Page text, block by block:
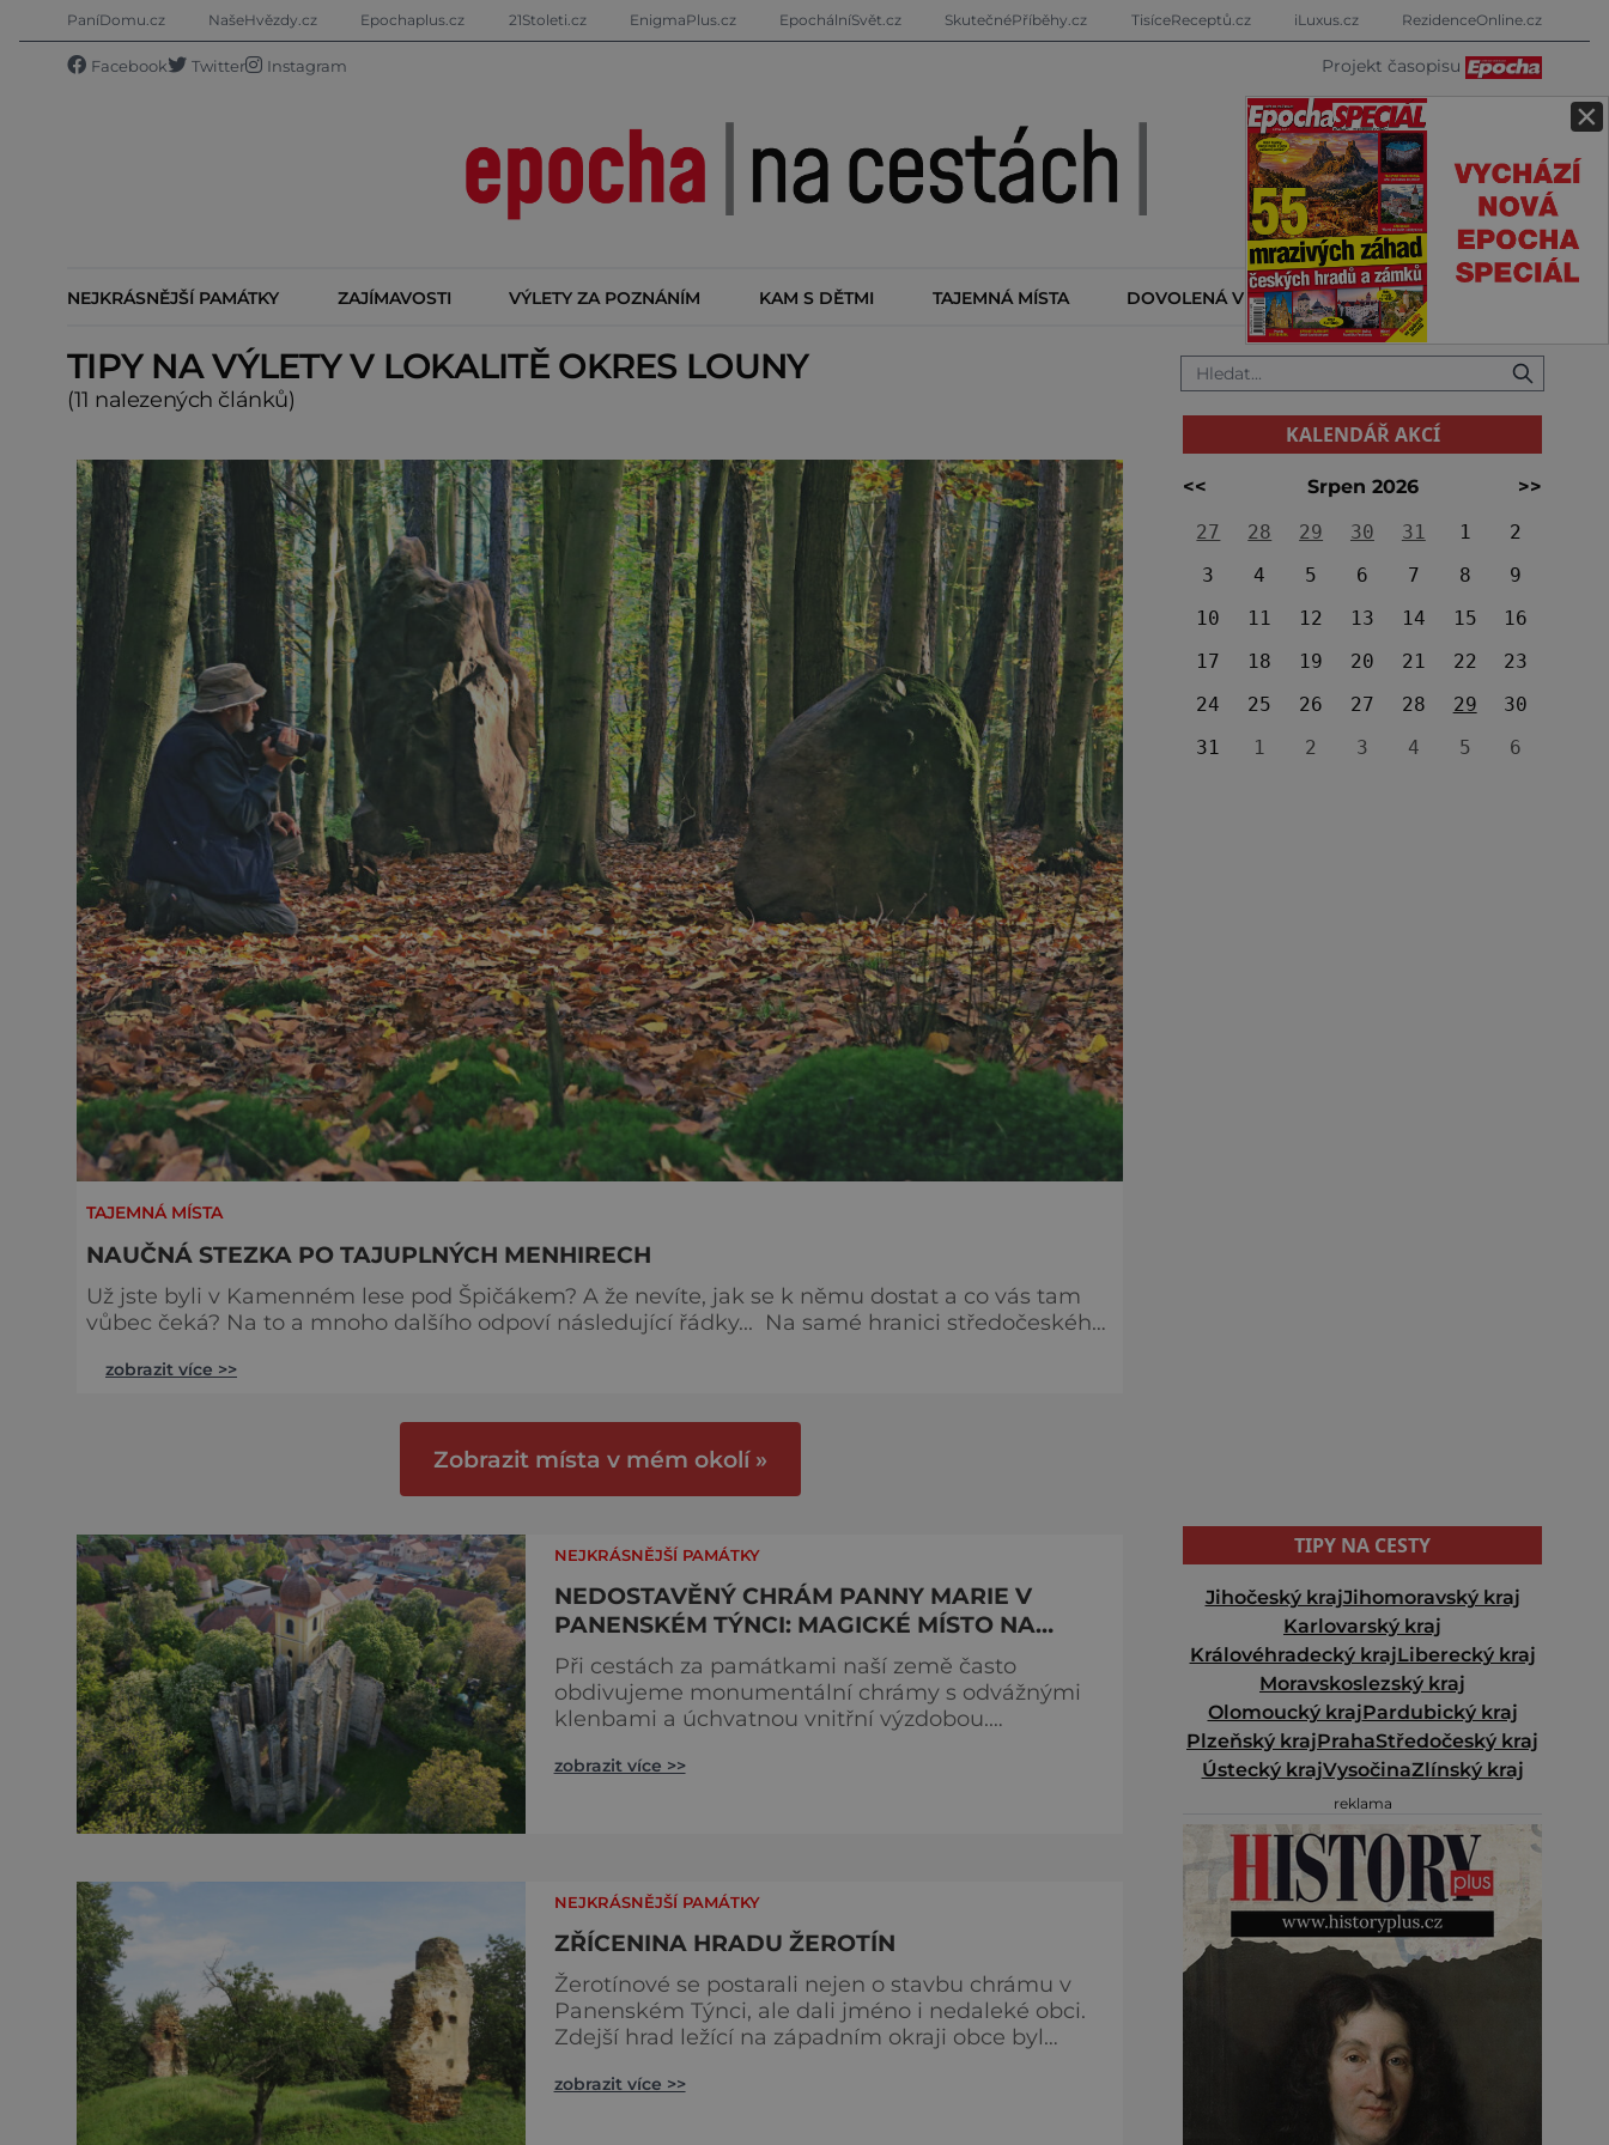
×
PaníDomu.cz NašeHvězdy.cz Epochaplus.cz 21Stoleti.cz EnigmaPlus.cz EpochálníSvět.cz SkutečnéPříběhy.cz TisíceReceptů.cz iLuxus.cz RezidenceOnline.cz
Facebook Twitter Instagram Projekt časopisu
NEJKRÁSNĚJŠÍ PAMÁTKY ZAJÍMAVOSTI VÝLETY ZA POZNÁNÍM KAM S DĚTMI TAJEMNÁ MÍSTA DOVOLENÁ V ZAHRANIČÍ KALENDÁŘ AKCÍ
TIPY NA VÝLETY V LOKALITĚ OKRES LOUNY
(11 nalezených článků)
TAJEMNÁ MÍSTA
NAUČNÁ STEZKA PO TAJUPLNÝCH MENHIRECH
Už jste byli v Kamenném lese pod Špičákem? A že nevíte, jak se k němu dostat a co vás tam
vůbec čeká? Na to a mnoho dalšího odpoví následující řádky... Na samé hranici středočeského
přístřešek s bodem záchrany LN 023. Právě tady začíná poměrně novodobá Stezka po
zobrazit více >>
Zobrazit místa v mém okolí »
NEJKRÁSNĚJŠÍ PAMÁTKY
NEDOSTAVĚNÝ CHRÁM PANNY MARIE V
PANENSKÉM TÝNCI: MAGICKÉ MÍSTO NA
KŘIŽOVATCE POZITIVNÍ ENERGIE
Při cestách za památkami naší země často
obdivujeme monumentální chrámy s odvážnými
klenbami a úchvatnou vnitřní výzdobou.
mnoho dalších prvků nám zde ale historie
jednoznačnéh
zobrazit více >>
NEJKRÁSNĚJŠÍ PAMÁTKY
ZŘÍCENINA HRADU ŽEROTÍN
Žerotínové se postarali nejen o stavbu chrámu v
Panenském Týnci, ale dali jméno i nedaleké obci.
Zdejší hrad ležící na západním okraji obce byl
Žerotínů se vystřídalo mnoho dalších majitelů a
zobrazit více >>
KALENDÁŘ AKCÍ
<< Srpen 2026
>>
27
28 29 30 31 1
2
3
4 5 6 7 8
9
10
11 12 13 14 15
16
17
18 19 20 21 22
23
24
25 26 27 28 29
30
31
1 2 3 4 5 6
TIPY NA CESTY
Jihočeský krajJihomoravský kraj
Karlovarský kraj
Královéhradecký krajLiberecký kraj
Moravskoslezský kraj
Olomoucký krajPardubický kraj
Plzeňský krajPrahaStředočeský kraj
Ústecký krajVysočinaZlínský kraj
reklama